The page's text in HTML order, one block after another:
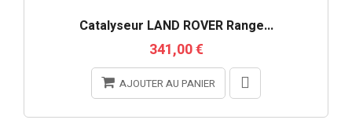
Catalyseur LAND ROVER Range...
341,00 €
AJOUTER AU PANIER